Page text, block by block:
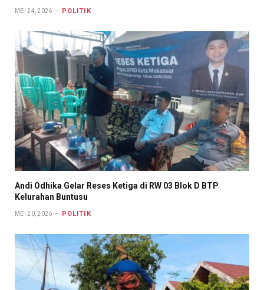
MEI 24, 2026 POLITIK
Andi Odhika Gelar Reses Ketiga di RW 03 Blok D BTP
Kelurahan Buntusu
MEI 20, 2026 POLITIK